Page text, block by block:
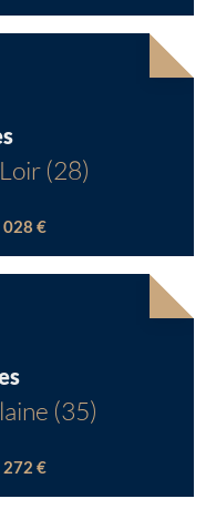
(28)
€
(35)
€